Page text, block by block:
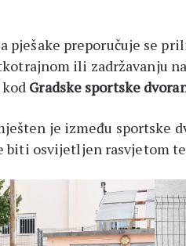
pješake preporučuje se
ili zadržavanju
Gradske sportske
je između sportske
biti osvijetljen rasvjetom